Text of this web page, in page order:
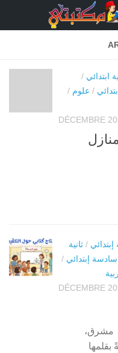
Skip to content
ابتدائي /
/ علوم /
إبتدائي / ثانية
سادسة إبتدائي /
مشرق،